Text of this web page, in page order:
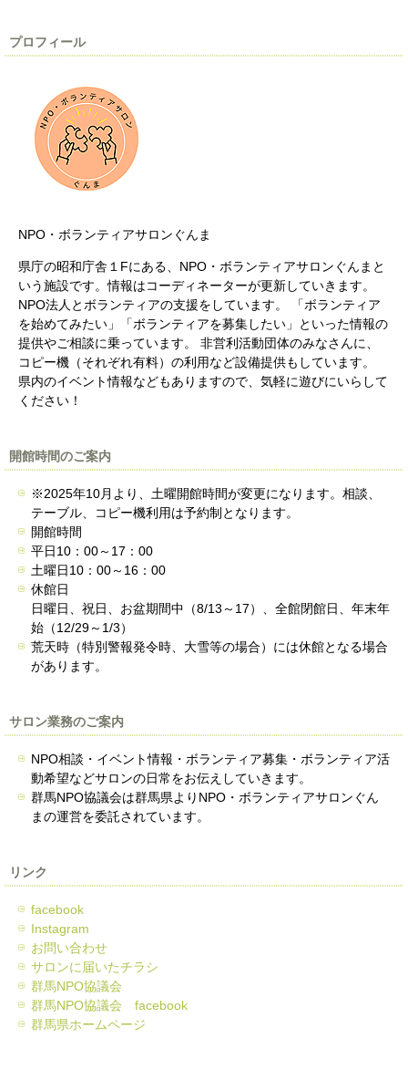
プロフィール
NPO・ボランティアサロンぐんま
県庁の昭和庁舎１Fにある、NPO・ボランティアサロンぐんまと
いう施設です。情報はコーディネーターが更新していきます。
NPO法人とボランティアの支援をしています。 「ボランティア
を始めてみたい」「ボランティアを募集したい」といった情報の
提供やご相談に乗っています。 非営利活動団体のみなさんに、
コピー機（それぞれ有料）の利用など設備提供もしています。
県内のイベント情報などもありますので、気軽に遊びにいらして
ください！
開館時間のご案内
※2025年10月より、土曜開館時間が変更になります。相談、
テーブル、コピー機利用は予約制となります。
開館時間
平日10：00～17：00
土曜日10：00～16：00
休館日
日曜日、祝日、お盆期間中（8/13～17）、全館閉館日、年末年
始（12/29～1/3）
荒天時（特別警報発令時、大雪等の場合）には休館となる場合
があります。
サロン業務のご案内
NPO相談・イベント情報・ボランティア募集・ボランティア活
動希望などサロンの日常をお伝えしていきます。
群馬NPO協議会は群馬県よりNPO・ボランティアサロンぐん
まの運営を委託されています。
リンク
facebook
Instagram
お問い合わせ
サロンに届いたチラシ
群馬NPO協議会
群馬NPO協議会 facebook
群馬県ホームページ